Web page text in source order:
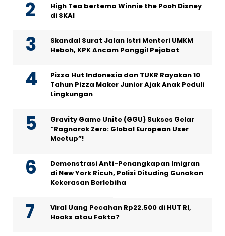
High Tea bertema Winnie the Pooh Disney
di SKAI
Skandal Surat Jalan Istri Menteri UMKM
Heboh, KPK Ancam Panggil Pejabat
Pizza Hut Indonesia dan TUKR Rayakan 10
Tahun Pizza Maker Junior Ajak Anak Peduli
Lingkungan
Gravity Game Unite (GGU) Sukses Gelar
“Ragnarok Zero: Global European User
Meetup”!
Demonstrasi Anti-Penangkapan Imigran
di New York Ricuh, Polisi Dituding Gunakan
Kekerasan Berlebiha
Viral Uang Pecahan Rp22.500 di HUT RI,
Hoaks atau Fakta?